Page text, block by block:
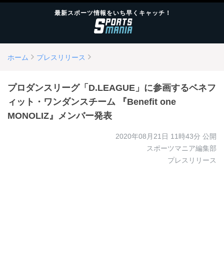
最新スポーツ情報をいち早くキャッチ！
ホーム プレスリリース
プロダンスリーグ「D.LEAGUE」に参画するベネフ
ィット・ワンダンスチーム 『Benefit one
MONOLIZ』メンバー発表
2020年08月21日 11時43分 公開
スポーツマニア編集部
プレスリリース